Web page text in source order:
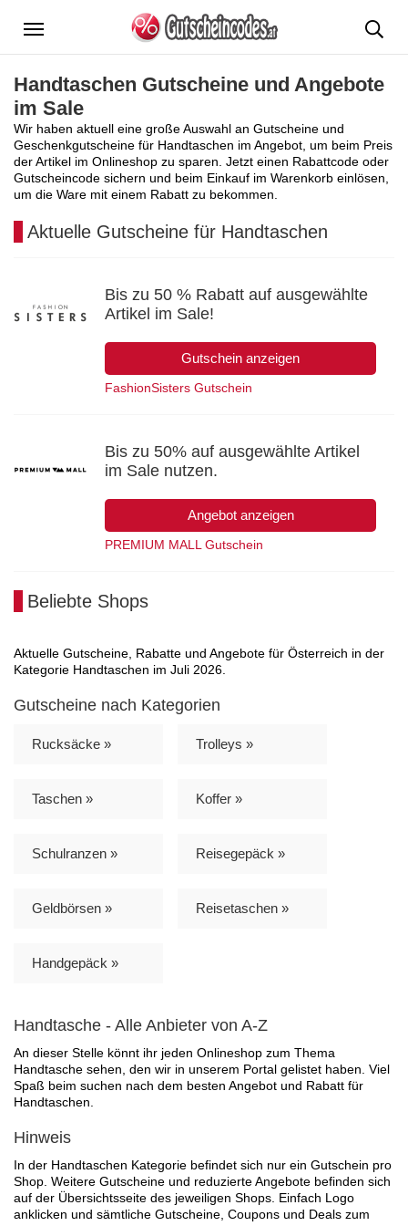
Menü
Handtaschen Gutscheine und Angebote
im Sale
Wir haben aktuell eine große Auswahl an Gutscheine und
Geschenkgutscheine für Handtaschen im Angebot, um beim Preis
der Artikel im Onlineshop zu sparen. Jetzt einen Rabattcode oder
Gutscheincode sichern und beim Einkauf im Warenkorb einlösen,
um die Ware mit einem Rabatt zu bekommen.
Aktuelle Gutscheine für Handtaschen
Bis zu 50 % Rabatt auf ausgewählte
Artikel im Sale!
Gutschein anzeigen
FashionSisters Gutschein
Bis zu 50% auf ausgewählte Artikel
im Sale nutzen.
Angebot anzeigen
PREMIUM MALL Gutschein
Beliebte Shops
Aktuelle Gutscheine, Rabatte und Angebote für Österreich in der
Kategorie Handtaschen im Juli 2026.
Gutscheine nach Kategorien
Rucksäcke » Trolleys »
Taschen » Koffer »
Schulranzen » Reisegepäck »
Geldbörsen » Reisetaschen »
Handgepäck »
Handtasche - Alle Anbieter von A-Z
An dieser Stelle könnt ihr jeden Onlineshop zum Thema
Handtasche sehen, den wir in unserem Portal gelistet haben. Viel
Spaß beim suchen nach dem besten Angebot und Rabatt für
Handtaschen.
Hinweis
In der Handtaschen Kategorie befindet sich nur ein Gutschein pro
Shop. Weitere Gutscheine und reduzierte Angebote befinden sich
auf der Übersichtsseite des jeweiligen Shops. Einfach Logo
anklicken und sämtliche Gutscheine, Coupons und Deals zum